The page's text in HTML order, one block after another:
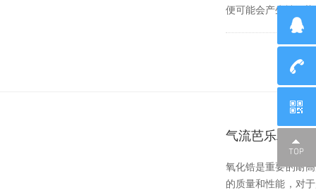
便可能会产生被污染
气流芭乐APP
氧化锆是重要的耐高
的质量和性能，